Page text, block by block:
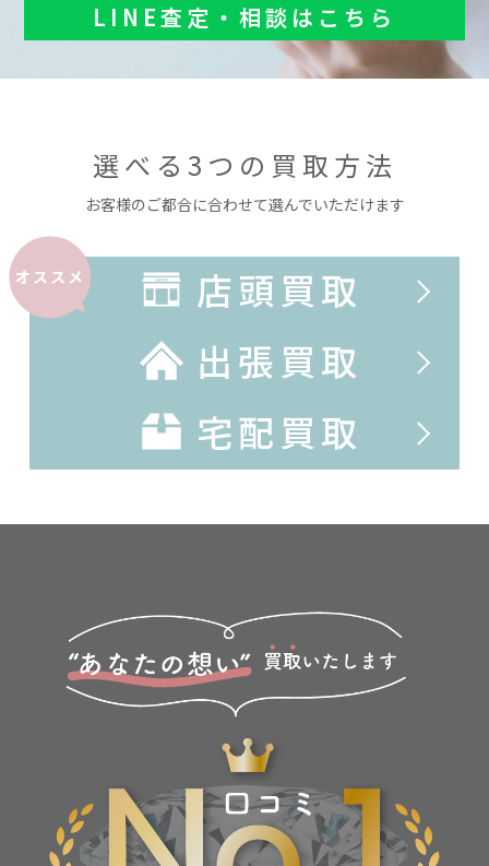
LINE査定・相談はこちら
選べる3つの買取方法
お客様のご都合に合わせて選んでいただけます
オススメ
店頭買取
出張買取
宅配買取